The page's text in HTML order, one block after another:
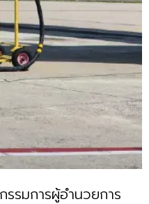
รมการผู้อำนวยการ